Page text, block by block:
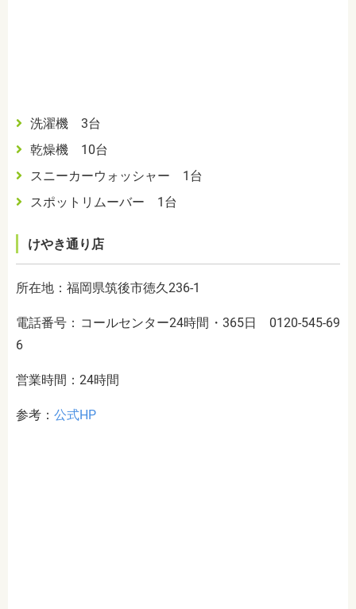
洗濯機 3台
乾燥機 10台
スニーカーウォッシャー 1台
スポットリムーバー 1台
けやき通り店
所在地：福岡県筑後市徳久236-1
電話番号：コールセンター24時間・365日 0120-545-69
6
営業時間：24時間
参考： 公式HP